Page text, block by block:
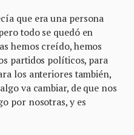
que era una persona
todo se quedó en
hemos creído, hemos
partidos políticos, para
los anteriores también,
va cambiar, de que nos
por nosotras, y es